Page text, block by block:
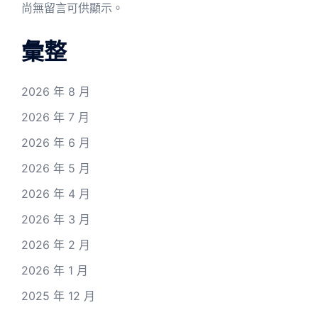
尚無留言可供顯示。
彙整
2026 年 8 月
2026 年 7 月
2026 年 6 月
2026 年 5 月
2026 年 4 月
2026 年 3 月
2026 年 2 月
2026 年 1 月
2025 年 12 月